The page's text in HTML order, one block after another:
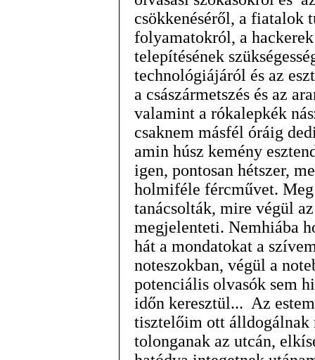
csökkenéséről, a fiatalok
folyamatokról, a
telepítésének
technológiájáról és az
a császármetszés és az
valamint a rókalepkék
csaknem másfél óráig
amin húsz kemény
igen, pontosan hétszer,
holmiféle fércművet.
tanácsolták, mire végül
megjelenteti. Nemhiába
hát a mondatokat a
noteszokban, végül a
potenciális olvasók sem
időn keresztül... Az
tisztelőim ott álldogálnak
tolonganak az utcán,